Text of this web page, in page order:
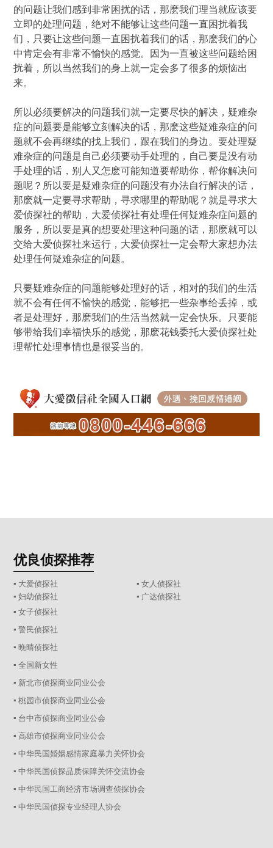
的问题让我们感到非常困扰的话，那麽我们理当就应该要
立即的处理问题，绝对不能够让这些问题一直困扰着我
们，只要让这些问题一直困扰着我们的话，那麽我们的心
中肯定会有非常不愉快的感觉。因为一直被这些问题给困
扰着，所以当然我们的身上就一定会多了很多的烦恼出
来。
所以必须要解决的问题我们就一定要尽快的解决，疑难杂
症的问题要是能够立刻解决的话，那麽这些疑难杂症的问
题就不会再继续的找上我们，跟在我们的身边。要处理疑
难杂症的问题是自己必须要动手处理的，自己要是没有动
手处理的话，别人又怎麽可能知道要帮助你，帮你解决问
题呢？所以要是疑难杂症的问题没有办法自行解决的话，
那麽就一定要寻求帮助，寻求哪里的帮助呢？就是寻求大
爱侦探社的帮助，大爱侦探社有处理任何疑难杂症问题的
服务，所以要是真的想要处理这种问题的话，那麽就可以
交给大爱侦探社来运行，大爱侦探社一定会帮大家想办法
处理任何疑难杂症的问题。
只要疑难杂症的问题能够处理好的话，相对的我们的生活
就不会有任何不愉快的感觉，能够把一些杂事给丢掉，或
者是处理好，那麽我们的生活当然就一定会快乐。只要能
够带给我们幸福快乐的感觉，那麽花钱委托大爱侦探社处
理帮忙处理事情也是很妥当的。
优良侦探推荐
▪ 大爱侦探社
▪ 女人侦探社
▪ 妇幼侦探社
▪ 广达侦探社
▪ 女子侦探社
▪ 警民侦探社
▪ 晚晴侦探社
▪ 全国新女性
▪ 新北市侦探商业同业公会
▪ 桃园市侦探商业同业公会
▪ 台中市侦探商业同业公会
▪ 高雄市侦探商业同业公会
▪ 中华民国婚姻感情家庭暴力关怀协会
▪ 中华民国侦探品质保障关怀交流协会
▪ 中华民国工商经济市场调查侦探协会
▪ 中华民国侦探专业经理人协会